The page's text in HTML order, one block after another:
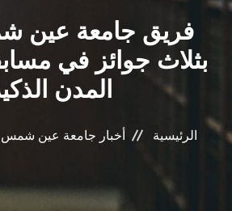
فريق جامعة عين
بثلاث جوائز في
المدن
الرئيسية أخبار جامعة عين شمس